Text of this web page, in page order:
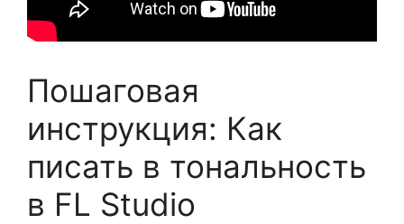
Пошаговая
инструкция: Как
писать в тональность
в FL Studio